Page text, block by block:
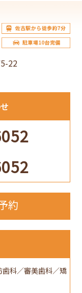
5-22
約
科／審美歯科／矯